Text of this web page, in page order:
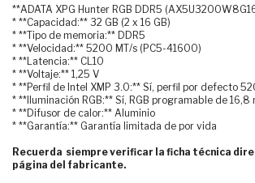
**ADATA XPG Hunter RGB DDR5
* **Capacidad:** 32 GB (2 x 16 GB)
* **Tipo de memoria:** DDR5
* **Velocidad:** 5200 MT/s (PC5-41600)
* **Latencia:** CL10
* **Voltaje:** 1,25 V
* **Perfil de Intel XMP 3.0:** Sí, perfil por defecto
* **Iluminación RGB:** Sí, RGB programable de
* **Difusor de calor:** Aluminio
* **Garantía:** Garantía limitada de por vida
Recuerda siempre verificar la ficha técnica
página del fabricante.